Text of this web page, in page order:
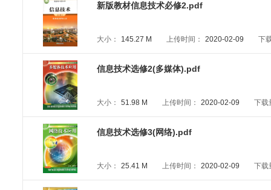
新版教材信息技术必修2.pdf
大小： 145.27 M 上传时间： 2020-02-09 下
信息技术选修2(多媒体).pdf
大小： 51.98 M 上传时间： 2020-02-09 下载
信息技术选修3(网络).pdf
大小： 25.41 M 上传时间： 2020-02-09 下载